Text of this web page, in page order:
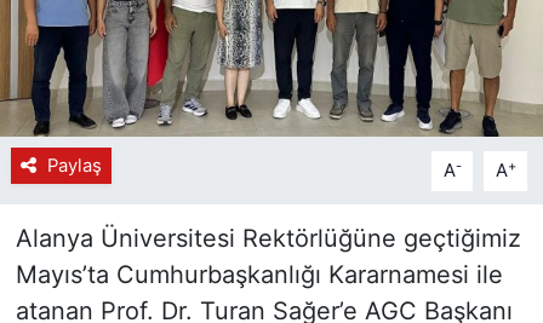
Paylaş A- A+
Alanya Üniversitesi Rektörlüğüne geçtiğimiz
Mayıs’ta Cumhurbaşkanlığı Kararnamesi ile
atanan Prof. Dr. Turan Sağer’e AGC Başkanı